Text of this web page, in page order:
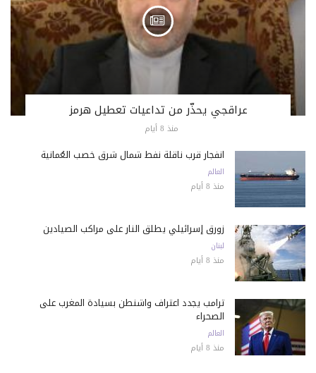
عراقجي يحذّر من تداعيات تعطيل هرمز
منذ 8 أيام
انفجار قرب ناقلة نفط شمال شرق خصب العُمانية
العالم
منذ 8 أيام
زورق إسرائيلي يطلق النار على مراكب الصيادين
لبنان
منذ 8 أيام
ترامب يجدد اعتراف واشنطن بسيادة المغرب على
الصحراء
العالم
منذ 8 أيام